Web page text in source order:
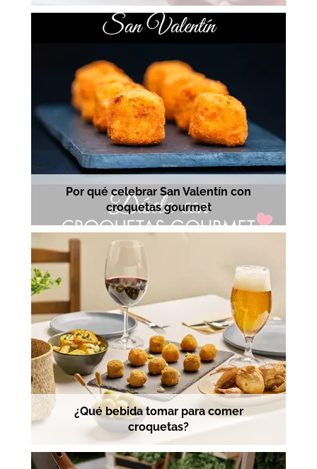
Por qué celebrar San Valentín con
croquetas gourmet
¿Qué bebida tomar para comer
croquetas?